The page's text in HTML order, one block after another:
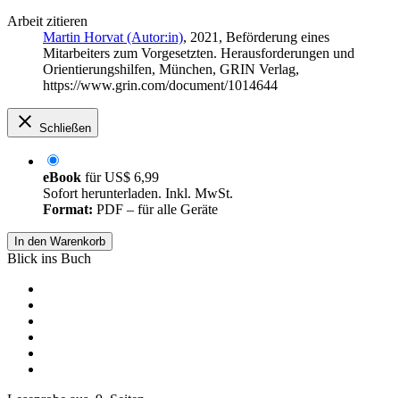
Arbeit zitieren
Martin Horvat (Autor:in), 2021, Beförderung eines
Mitarbeiters zum Vorgesetzten. Herausforderungen und
Orientierungshilfen, München, GRIN Verlag,
https://www.grin.com/document/1014644
Schließen
eBook fürUS$ 6,99
Sofort herunterladen. Inkl. MwSt.
Format: PDF – für alle Geräte
In den Warenkorb
Blick ins Buch